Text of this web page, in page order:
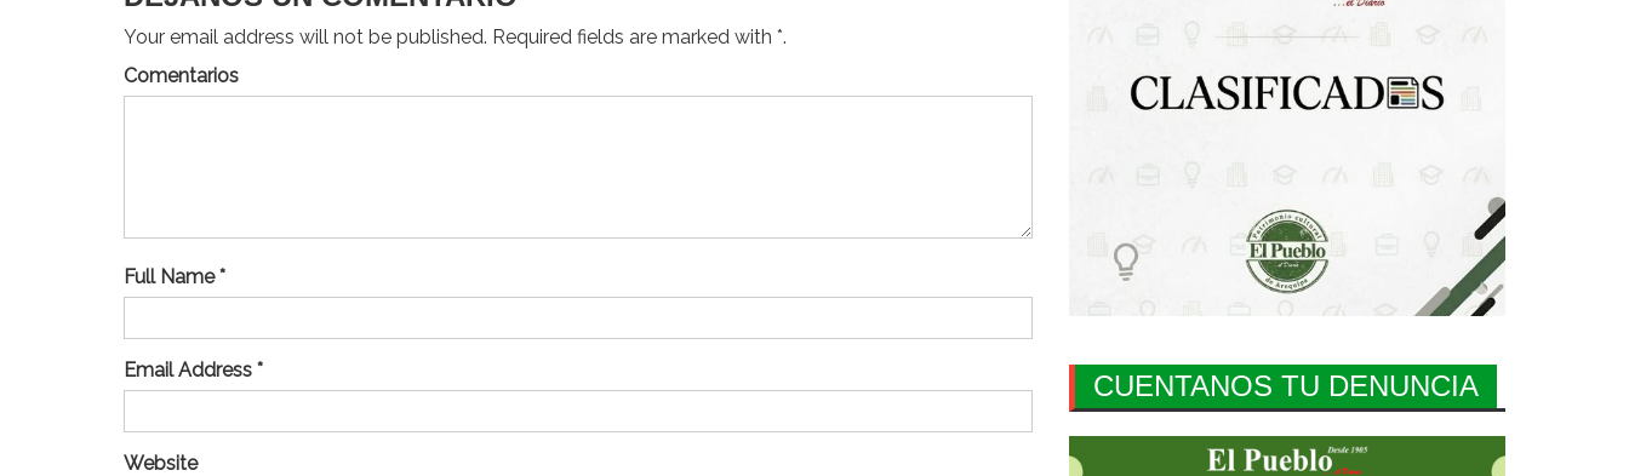
Your email address will not be published. Required fields are marked with *.
Comentarios
Full Name *
Email Address *
Website
CUENTANOS TU DENUNCIA